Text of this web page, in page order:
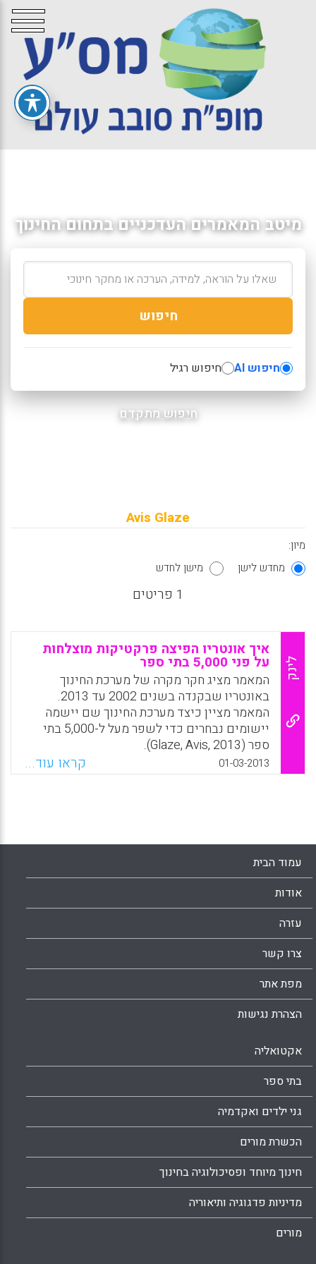
מיטב המאמרים העדכניים בתחום החינוך
חיפוש
חיפוש AI חיפוש רגיל
חיפוש מתקדם
Avis Glaze
מיון:
מחדש לישן
מישן לחדש
1 פריטים
לינק
איך אונטריו הפיצה פרקטיקות מוצלחות
על פני 5,000 בתי ספר
המאמר מציג חקר מקרה של מערכת החינוך
באונטריו שבקנדה בשנים 2002 עד 2013.
המאמר מציין כיצד מערכת החינוך שם יישמה
יישומים נבחרים כדי לשפר מעל ל-5,000 בתי
ספר (Glaze, Avis, 2013).
WhatsApp
Facebook
Email
X 01-03-2013 קראו עוד...
עמוד הבית
אודות
עזרה
צרו קשר
מפת אתר
הצהרת נגישות
אקטואליה
בתי ספר
גני ילדים ואקדמיה
הכשרת מורים
חינוך מיוחד ופסיכולוגיה בחינוך
מדיניות פדגוגיה ותיאוריה
מורים